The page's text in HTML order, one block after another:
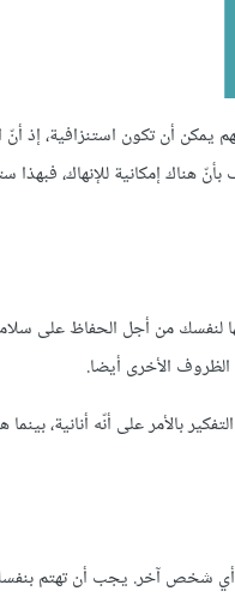
أن تكون استنزافية، إذ أنّ
هناك إمكانية للإنهاك، فبهذا
بها لنفسك من أجل الحفاظ على
الظروف الأخرى أيضا.
بالأمر على أنّه أنانية،
أي شخص آخر. يجب أن تهتم